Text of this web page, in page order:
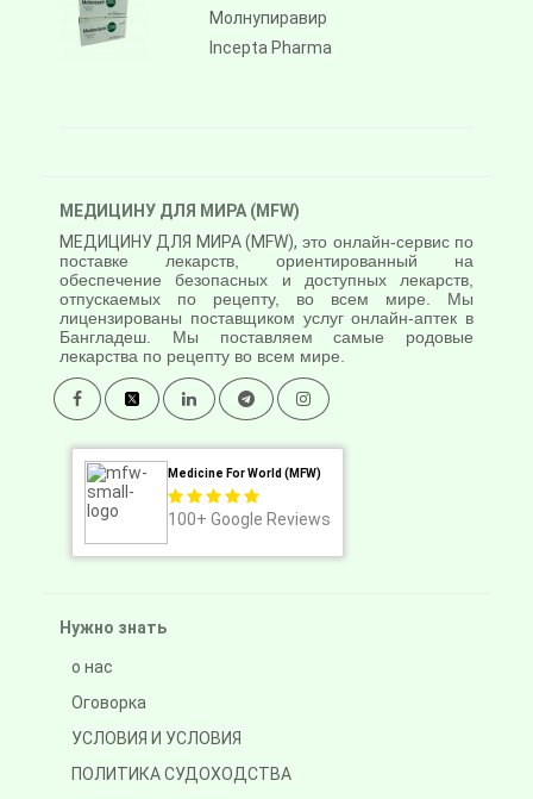
Молнупиравир
Incepta Pharma
МЕДИЦИНУ ДЛЯ МИРА (MFW)
МЕДИЦИНУ ДЛЯ МИРА (MFW), это онлайн-сервис по
поставке лекарств, ориентированный на
обеспечение безопасных и доступных лекарств,
отпускаемых по рецепту, во всем мире. Мы
лицензированы поставщиком услуг онлайн-аптек в
Бангладеш. Мы поставляем самые родовые
лекарства по рецепту во всем мире.
Medicine For World (MFW)
100+ Google Reviews
Нужно знать
о нас
Оговорка
УСЛОВИЯ И УСЛОВИЯ
ПОЛИТИКА СУДОХОДСТВА